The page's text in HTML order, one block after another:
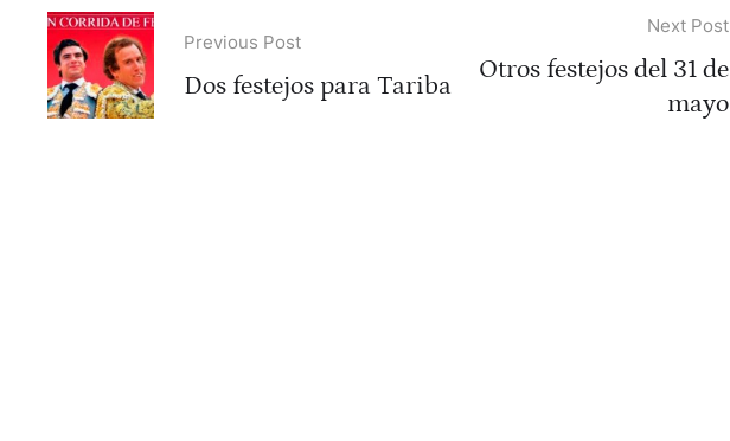
Previous Post
Dos festejos para Tariba
Next Post
Otros festejos del 31 de
mayo